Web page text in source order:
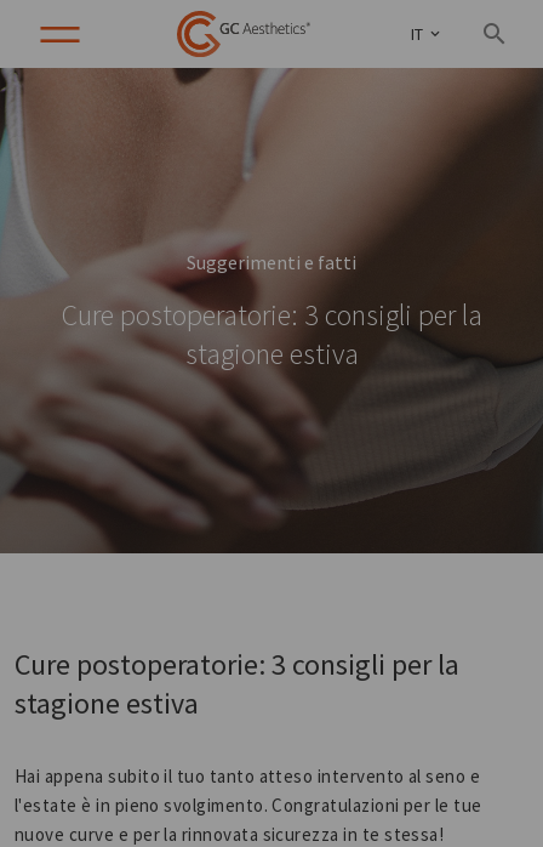
IT
Suggerimenti e fatti
Cure postoperatorie: 3 consigli per la
stagione estiva
Cure postoperatorie: 3 consigli per la
stagione estiva
Hai appena subito il tuo tanto atteso intervento al seno e
l'estate è in pieno svolgimento. Congratulazioni per le tue
nuove curve e per la rinnovata sicurezza in te stessa!